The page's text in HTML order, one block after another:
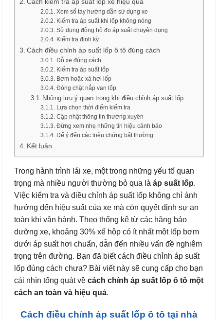
Xem sổ tay hướng dẫn sử dụng xe
Kiểm tra áp suất khi lốp không nóng
Sử dụng đồng hồ đo áp suất chuyên dụng
Kiểm tra định kỳ
Cách điều chỉnh áp suất lốp ô tô đúng cách
Đỗ xe đúng cách
Kiểm tra áp suất lốp
Bơm hoặc xả hơi lốp
Đóng chặt nắp van lốp
Những lưu ý quan trọng khi điều chỉnh áp suất lốp
Lựa chọn thời điểm kiểm tra
Cập nhật thông tin thường xuyên
Đừng xem nhẹ những tín hiệu cảnh báo
Để ý đến các triệu chứng bất thường
Kết luận
Trong hành trình lái xe, một trong những yếu tố quan
trọng mà nhiều người thường bỏ qua là áp suất lốp.
Việc kiểm tra và điều chỉnh áp suất lốp không chỉ ảnh
hưởng đến hiệu suất của xe mà còn quyết định sự an
toàn khi vận hành. Theo thống kê từ các hãng bảo
dưỡng xe, khoảng 30% xế hộp có ít nhất một lốp bơm
dưới áp suất hơi chuẩn, dẫn đến nhiều vấn đề nghiêm
trọng trên đường. Bạn đã biết cách điều chỉnh áp suất
lốp đúng cách chưa? Bài viết này sẽ cung cấp cho bạn
cái nhìn tổng quát về cách chỉnh áp suất lốp ô tô một
cách an toàn và hiệu quả.
Cách điều chỉnh áp suất lốp ô tô tại nhà